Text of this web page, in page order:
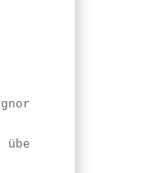
Haddocks
über, poliere den